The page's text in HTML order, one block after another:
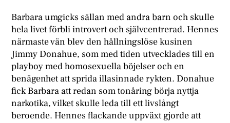
Barbara umgicks sällan med andra barn och skulle
hela livet förbli introvert och självcentrerad. Hennes
närmaste vän blev den hållningslöse kusinen
Jimmy Donahue, som med tiden utvecklades till en
playboy med homosexuella böjelser och en
benägenhet att sprida illasinnade rykten. Donahue
fick Barbara att redan som tonåring börja nyttja
narkotika, vilket skulle leda till ett livslångt
beroende. Hennes flackande uppväxt gjorde att